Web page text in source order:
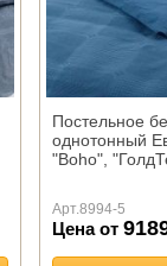
Постельное
однотонный
"Boho",
Арт.8994-5
Цена от